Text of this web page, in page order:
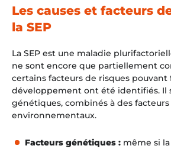
Les causes et facteurs
la SEP
La SEP est une maladie
ne sont encore que partiellement
certains facteurs de risques pouvant
développement ont été identifiés. Il
génétiques, combinés à des facteurs
environnementaux.
Facteurs génétiques : même si